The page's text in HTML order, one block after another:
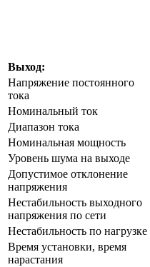
Выход:
Напряжение постоянного
тока
Номинальный ток
Диапазон тока
Номинальная мощность
Уровень шума на выходе
Допустимое отклонение
напряжения
Нестабильность выходного
напряжения по сети
Нестабильность по нагрузке
Время установки, время
нарастания